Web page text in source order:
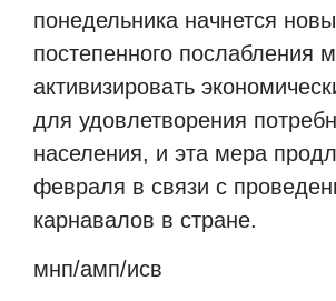
понедельника начнется
постепенного послабления
активизировать
для удовлетворения
населения, и эта мера
февраля в связи с
карнавалов в стране.
мнп/амп/исв